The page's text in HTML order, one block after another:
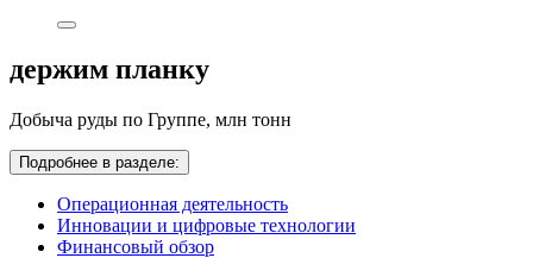
держим планку
Добыча руды по Группе, млн тонн
Подробнее в разделе:
Операционная деятельность
Инновации и цифровые технологии
Финансовый обзор